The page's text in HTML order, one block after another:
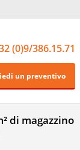
(0)9/386.15.71
un preventivo
di magazzino